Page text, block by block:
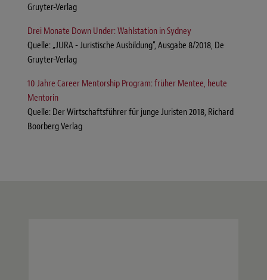
Gruyter-Verlag
Drei Monate Down Under: Wahlstation in Sydney
Quelle: „JURA - Juristische Ausbildung“, Ausgabe 8/2018, De
Gruyter-Verlag
10 Jahre Career Mentorship Program: früher Mentee, heute
Mentorin
Quelle: Der Wirtschaftsführer für junge Juristen 2018, Richard
Boorberg Verlag